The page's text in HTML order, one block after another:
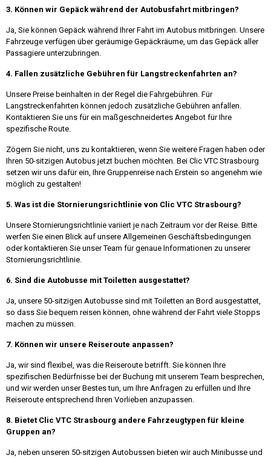
3. Können wir Gepäck während der Autobusfahrt mitbringen?
Ja, Sie können Gepäck während Ihrer Fahrt im Autobus mitbringen. Unsere
Fahrzeuge verfügen über geräumige Gepäckräume, um das Gepäck aller
Passagiere unterzubringen.
4. Fallen zusätzliche Gebühren für Langstreckenfahrten an?
Unsere Preise beinhalten in der Regel die Fahrgebühren. Für
Langstreckenfahrten können jedoch zusätzliche Gebühren anfallen.
Kontaktieren Sie uns für ein maßgeschneidertes Angebot für Ihre
spezifische Route.
Zögern Sie nicht, uns zu kontaktieren, wenn Sie weitere Fragen haben oder
Ihren 50-sitzigen Autobus jetzt buchen möchten. Bei Clic VTC Strasbourg
setzen wir uns dafür ein, Ihre Gruppenreise nach Erstein so angenehm wie
möglich zu gestalten!
5. Was ist die Stornierungsrichtlinie von Clic VTC Strasbourg?
Unsere Stornierungsrichtlinie variiert je nach Zeitraum vor der Reise. Bitte
werfen Sie einen Blick auf unsere Allgemeinen Geschäftsbedingungen
oder kontaktieren Sie unser Team für genaue Informationen zu unserer
Stornierungsrichtlinie.
6. Sind die Autobusse mit Toiletten ausgestattet?
Ja, unsere 50-sitzigen Autobusse sind mit Toiletten an Bord ausgestattet,
so dass Sie bequem reisen können, ohne während der Fahrt viele Stopps
machen zu müssen.
7. Können wir unsere Reiseroute anpassen?
Ja, wir sind flexibel, was die Reiseroute betrifft. Sie können Ihre
spezifischen Bedürfnisse bei der Buchung mit unserem Team besprechen,
und wir werden unser Bestes tun, um Ihre Anfragen zu erfüllen und Ihre
Reiseroute entsprechend Ihren Vorlieben anzupassen.
8. Bietet Clic VTC Strasbourg andere Fahrzeugtypen für kleine
Gruppen an?
Ja, neben unseren 50-sitzigen Autobussen bieten wir auch Minibusse und